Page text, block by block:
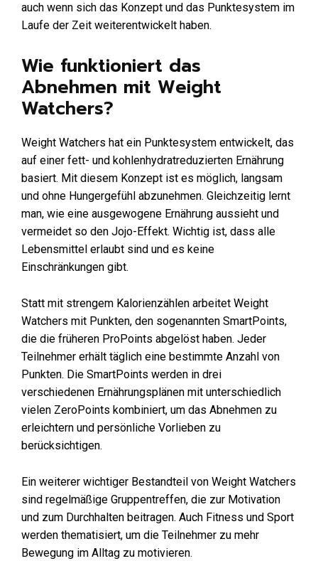
auch wenn sich das Konzept und das Punktesystem im
Laufe der Zeit weiterentwickelt haben.
Wie funktioniert das
Abnehmen mit Weight
Watchers?
Weight Watchers hat ein Punktesystem entwickelt, das
auf einer fett- und kohlenhydratreduzierten Ernährung
basiert. Mit diesem Konzept ist es möglich, langsam
und ohne Hungergefühl abzunehmen. Gleichzeitig lernt
man, wie eine ausgewogene Ernährung aussieht und
vermeidet so den Jojo-Effekt. Wichtig ist, dass alle
Lebensmittel erlaubt sind und es keine
Einschränkungen gibt.
Statt mit strengem Kalorienzählen arbeitet Weight
Watchers mit Punkten, den sogenannten SmartPoints,
die die früheren ProPoints abgelöst haben. Jeder
Teilnehmer erhält täglich eine bestimmte Anzahl von
Punkten. Die SmartPoints werden in drei
verschiedenen Ernährungsplänen mit unterschiedlich
vielen ZeroPoints kombiniert, um das Abnehmen zu
erleichtern und persönliche Vorlieben zu
berücksichtigen.
Ein weiterer wichtiger Bestandteil von Weight Watchers
sind regelmäßige Gruppentreffen, die zur Motivation
und zum Durchhalten beitragen. Auch Fitness und Sport
werden thematisiert, um die Teilnehmer zu mehr
Bewegung im Alltag zu motivieren.